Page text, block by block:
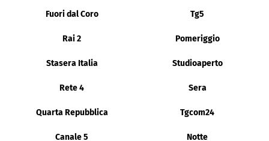
Fuori dal Coro Tg5
Rai 2 Pomeriggio
Stasera Italia Studioaperto
Rete 4 Sera
Quarta Repubblica Tgcom24
Canale 5 Notte